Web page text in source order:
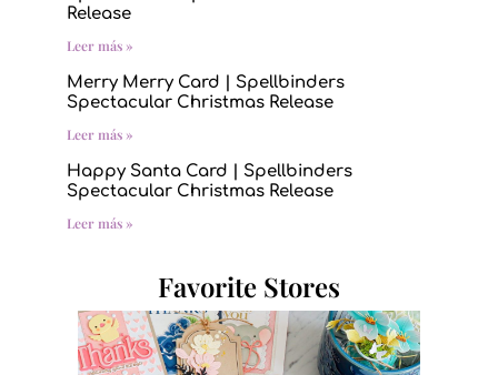
Release
Leer más »
Merry Merry Card | Spellbinders
Spectacular Christmas Release
Leer más »
Happy Santa Card | Spellbinders
Spectacular Christmas Release
Leer más »
Favorite Stores